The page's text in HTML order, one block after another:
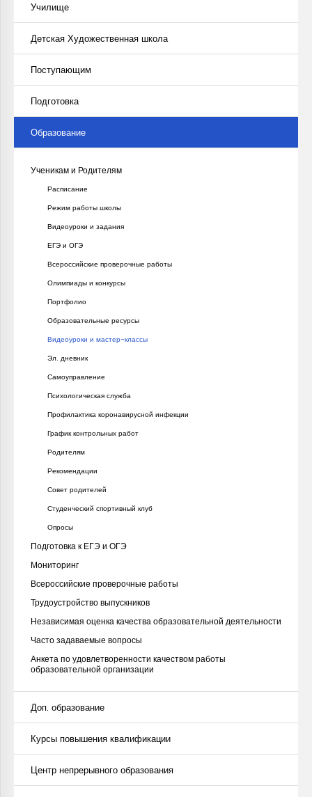
Училище
Детская Художественная школа
Поступающим
Подготовка
Образование
Ученикам и Родителям
Расписание
Режим работы школы
Видеоуроки и задания
ЕГЭ и ОГЭ
Всероссийские проверочные работы
Олимпиады и конкурсы
Портфолио
Образовательные ресурсы
Видеоуроки и мастер-классы
Эл. дневник
Самоуправление
Психологическая служба
Профилактика коронавирусной инфекции
График контрольных работ
Родителям
Рекомендации
Совет родителей
Студенческий спортивный клуб
Опросы
Подготовка к ЕГЭ и ОГЭ
Мониторинг
Всероссийские проверочные работы
Трудоустройство выпускников
Независимая оценка качества образовательной деятельности
Часто задаваемые вопросы
Анкета по удовлетворенности качеством работы
образовательной организации
Доп. образование
Курсы повышения квалификации
Центр непрерывного образования